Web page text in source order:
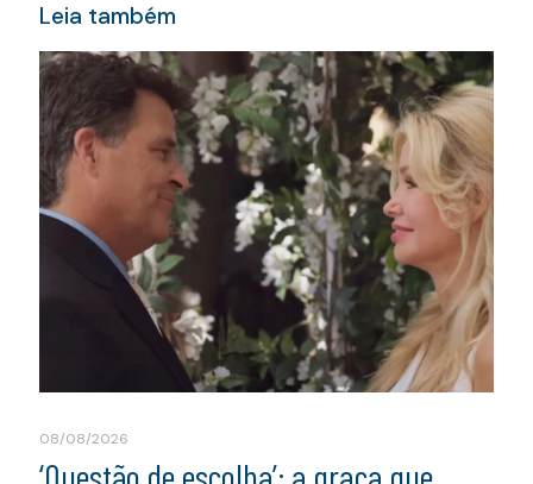
Leia também
08/08/2026
‘Questão de escolha’: a graça que